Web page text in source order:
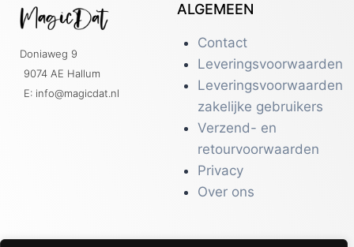
Doniaweg 9
9074 AE Hallum
E: info@magicdat.nl
ALGEMEEN
Contact
Leveringsvoorwaarden
Leveringsvoorwaarden
zakelijke gebruikers
Verzend- en
retourvoorwaarden
Privacy
Over ons